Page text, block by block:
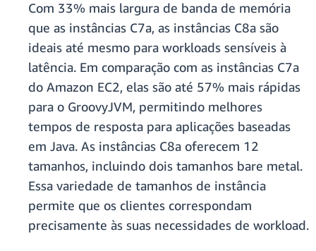
Com 33% mais largura de banda de memória
que as instâncias C7a, as instâncias C8a são
ideais até mesmo para workloads sensíveis à
latência. Em comparação com as instâncias C7a
do Amazon EC2, elas são até 57% mais rápidas
para o GroovyJVM, permitindo melhores
tempos de resposta para aplicações baseadas
em Java. As instâncias C8a oferecem 12
tamanhos, incluindo dois tamanhos bare metal.
Essa variedade de tamanhos de instância
permite que os clientes correspondam
precisamente às suas necessidades de workload.